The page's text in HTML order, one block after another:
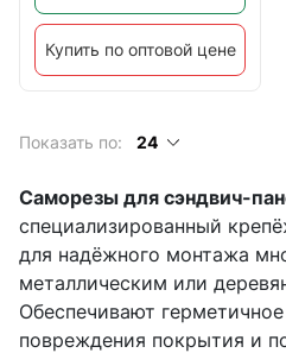
Купить по оптовой цене
Показать по: 24
Саморезы для сэндвич-
специализированный
для надёжного монтажа
металлическим или
Обеспечивают
повреждения покрытия и